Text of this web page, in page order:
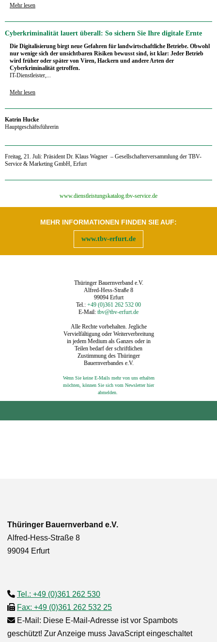
Mehr lesen
Cyberkriminalität lauert überall: So sichern Sie Ihre digitale Ernte
Die Digitalisierung birgt neue Gefahren für landwirtschaftliche Betriebe. Obwohl
nur wenige sich der unsichtbaren Risiken bewusst sind, ist klar: Jeder Betrieb
wird früher oder später von Viren, Hackern und andere Arten der
Cyberkriminalität getroffen.
IT-Dienstleister,...
Mehr lesen
‍Katrin Hucke
Hauptgeschäftsführerin
‍Freitag, 21. Juli: Präsident Dr. Klaus Wagner – Gesellschafterversammlung der TBV-
Service & Marketing GmbH, Erfurt
‍www.dienstleistungskatalog.tbv-service.de
MEHR INFORMATIONEN FINDEN SIE AUF:
www.tbv-erfurt.de
Thüringer Bauernverband e.V.
Alfred-Hess-Straße 8
99094 Erfurt
Tel.: +49 (0)361 262 532 00
E-Mail: tbv@tbv-erfurt.de
Alle Rechte vorbehalten. Jegliche
Vervielfältigung oder Weiterverbreitung
in jedem Medium als Ganzes oder in
Teilen bedarf der schriftlichen
Zustimmung des Thüringer
Bauernverbandes e.V.
Wenn Sie keine E-Mails mehr von uns erhalten
möchten, können Sie sich vom Newsletter hier
abmelden.
Thüringer Bauernverband e.V.
Alfred-Hess-Straße 8
99094 Erfurt
Tel.: +49 (0)361 262 530
Fax: +49 (0)361 262 532 25
E-Mail: Diese E-Mail-Adresse ist vor Spambots
geschützt! Zur Anzeige muss JavaScript eingeschaltet